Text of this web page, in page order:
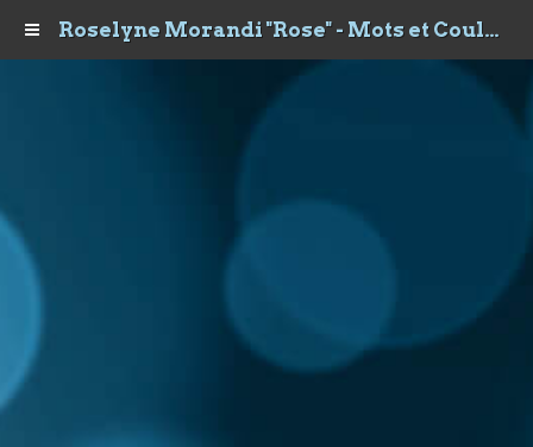
Roselyne Morandi "Rose" - Mots et Couleurs